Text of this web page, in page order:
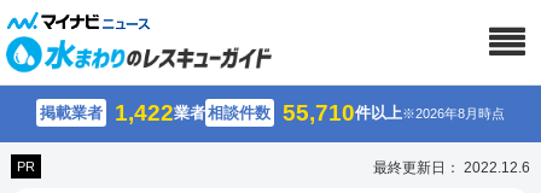
掲載業者 1,422業者相談件数 55,710件以上※2026年8月時点
PR 最終更新日： 2022.12.6